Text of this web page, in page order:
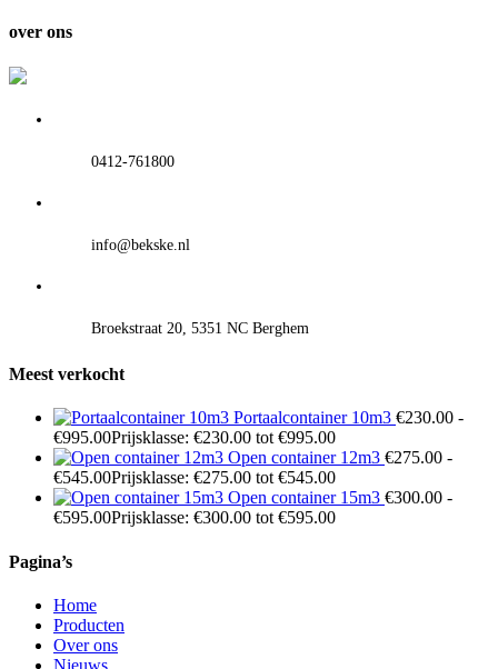
over ons
0412-761800
info@bekske.nl
Broekstraat 20, 5351 NC Berghem
Meest verkocht
Portaalcontainer 10m3 €230.00 -
€995.00Prijsklasse: €230.00 tot €995.00
Open container 12m3 €275.00 -
€545.00Prijsklasse: €275.00 tot €545.00
Open container 15m3 €300.00 -
€595.00Prijsklasse: €300.00 tot €595.00
Pagina’s
Home
Producten
Over ons
Nieuws